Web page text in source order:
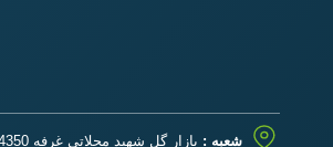
شعبه : بازار گل شهید محلاتی غرفه 4350